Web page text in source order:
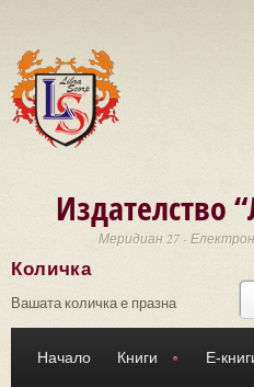
Издателство
Меридиан 27 -
Количка
Вашата количка е празна
Начало Книги Е-